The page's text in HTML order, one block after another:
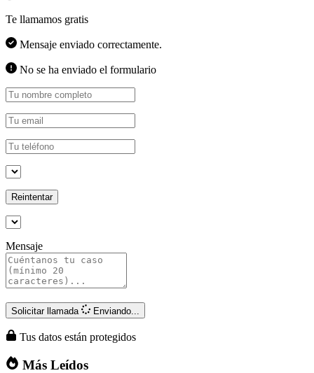
Te llamamos gratis
Mensaje enviado correctamente.
No se ha enviado el formulario
Reintentar
Mensaje
Solicitar llamada Enviando...
Tus datos están protegidos
Más Leídos